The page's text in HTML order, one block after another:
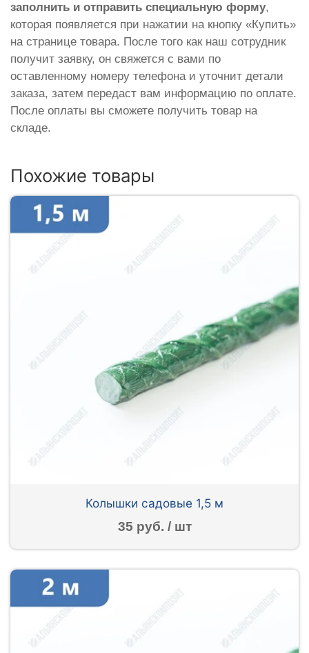
заполнить и отправить специальную форму,
которая появляется при нажатии на кнопку «Купить»
на странице товара. После того как наш сотрудник
получит заявку, он свяжется с вами по
оставленному номеру телефона и уточнит детали
заказа, затем передаст вам информацию по оплате.
После оплаты вы сможете получить товар на
складе.
Похожие товары
Колышки садовые 1,5 м
35 руб. / шт